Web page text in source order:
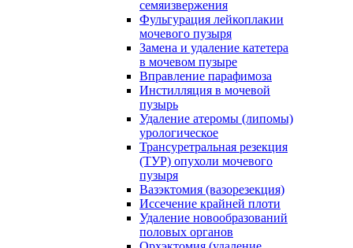
семяизвержения
Фульгурация лейкоплакии
мочевого пузыря
Замена и удаление катетера
в мочевом пузыре
Вправление парафимоза
Инстилляция в мочевой
пузырь
Удаление атеромы (липомы)
урологическое
Трансуретральная резекция
(ТУР) опухоли мочевого
пузыря
Вазэктомия (вазорезекция)
Иссечение крайней плоти
Удаление новообразований
половых органов